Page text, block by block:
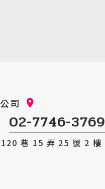
司
02-7746-3769
巷 15 弄 25 號 2 樓